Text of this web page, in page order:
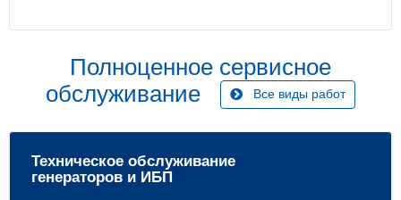
Полноценное сервисное
обслуживание
Все виды работ
Техническое обслуживание
генераторов и ИБП